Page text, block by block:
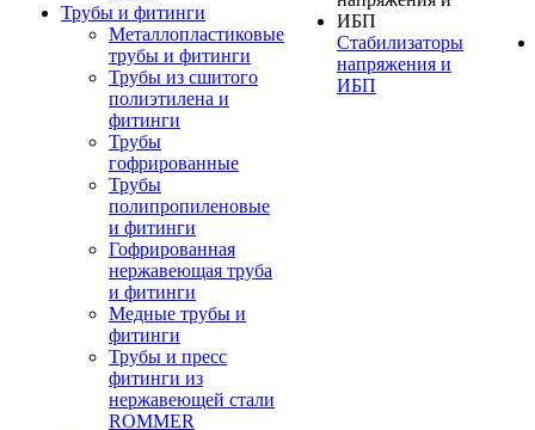
Трубы и фитинги
Металлопластиковые
трубы и фитинги
Трубы из сшитого
полиэтилена и
фитинги
Трубы
гофрированные
Трубы
полипропиленовые
и фитинги
Гофрированная
нержавеющая труба
и фитинги
Медные трубы и
фитинги
Трубы и пресс
фитинги из
нержавеющей стали
ROMMER
Стабилизаторы
напряжения и
ИБП